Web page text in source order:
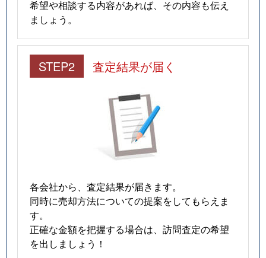
希望や相談する内容があれば、その内容も伝え
ましょう。
STEP2 査定結果が届く
各会社から、査定結果が届きます。
同時に売却方法についての提案をしてもらえま
す。
正確な金額を把握する場合は、訪問査定の希望
を出しましょう！